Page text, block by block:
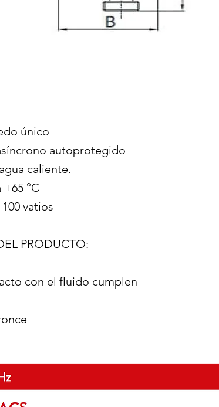
único
autoprotegido
caliente.
°C
vatios
PRODUCTO:
con el fluido cumplen